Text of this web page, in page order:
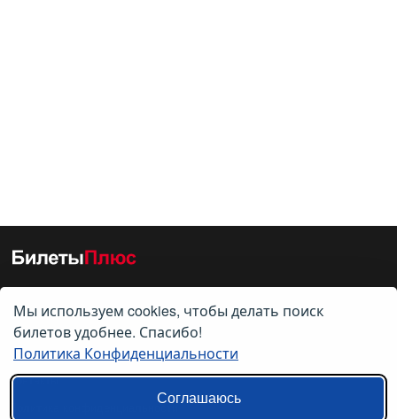
О нас
О компании
Контакты
Мы используем cookies, чтобы делать поиск
билетов удобнее. Спасибо!
Политика Конфиденциальности
Соглашаюсь